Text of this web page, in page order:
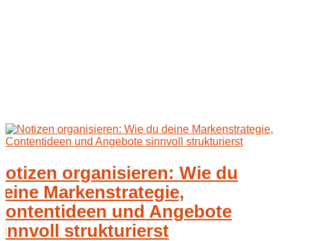
organisieren: Wie du
Markenstrategie,
und Angebote
strukturierst